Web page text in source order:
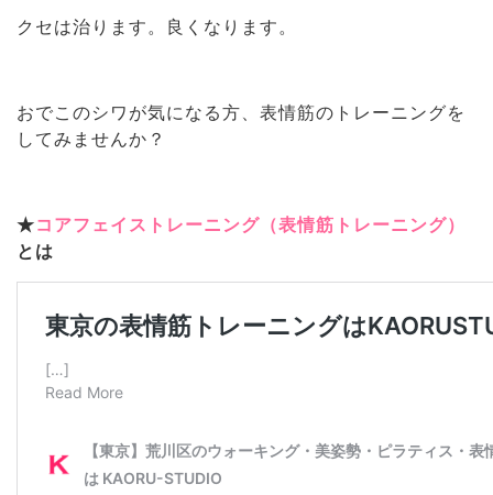
クセは治ります。良くなります。
おでこのシワが気になる方、表情筋のトレーニングを
してみませんか？
★コアフェイストレーニング（表情筋トレーニング）
とは